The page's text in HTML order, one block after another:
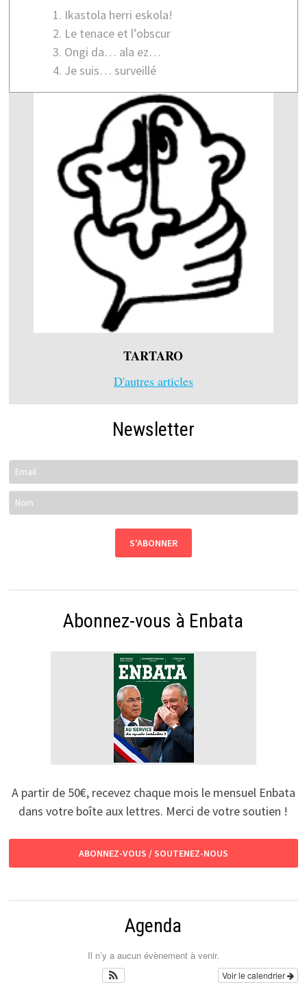
Ikastola herri eskola!
Le tenace et l’obscur
Ongi da… ala ez…
Je suis… surveillé
TARTARO
D'autres articles
Newsletter
Abonnez-vous à Enbata
A partir de 50€, recevez chaque mois le mensuel Enbata
dans votre boîte aux lettres. Merci de votre soutien !
ABONNEZ-VOUS / SOUTENEZ-NOUS
Agenda
Il n’y a aucun évènement à venir.
Voir le calendrier